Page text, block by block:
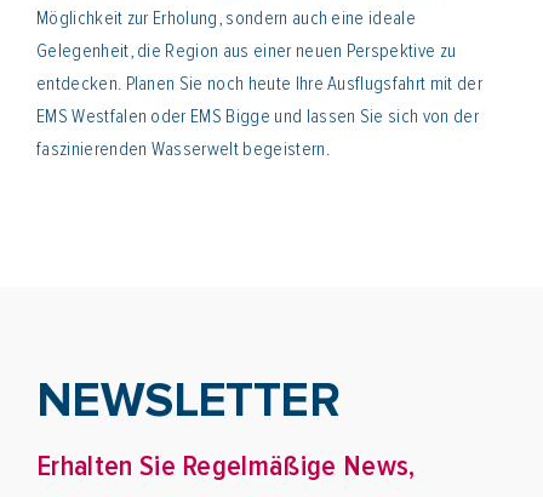
Möglichkeit zur Erholung, sondern auch eine ideale
Gelegenheit, die Region aus einer neuen Perspektive zu
entdecken. Planen Sie noch heute Ihre Ausflugsfahrt mit der
EMS Westfalen oder EMS Bigge und lassen Sie sich von der
faszinierenden Wasserwelt begeistern.
NEWSLETTER
Erhalten Sie Regelmäßige News,